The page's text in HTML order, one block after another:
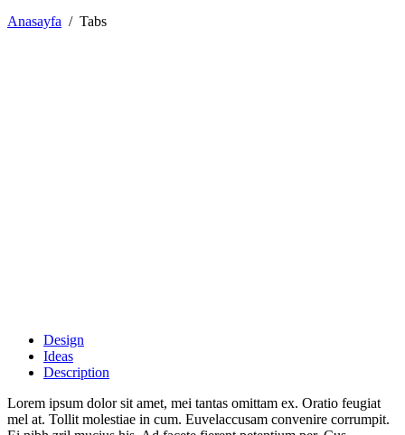
Anasayfa / Tabs
Design
Ideas
Description
Lorem ipsum dolor sit amet, mei tantas omittam ex. Oratio feugiat
mel at. Tollit molestiae in cum. Euvelaccusam convenire corrumpit.